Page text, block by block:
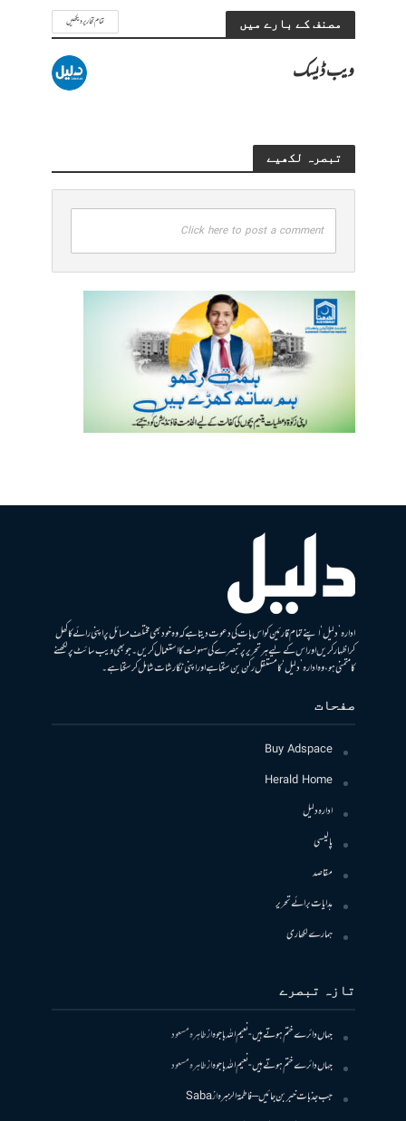
مصنف کے بارے میں تمام تحاریر دیکھیں
ویب ڈیسک
تبصرہ لکھیے
Click here to post a comment
ادارہ ’دلیل‘ اپنے تمام قارئین کو اس بات کی دعوت دیتا ہے کہ وہ خود بھی مختلف مسائل پر اپنی رائے کا کھل
کر اظہار کریں اور اس کے لیے ہر تحریر پر تبصرے کی سہولت کا استعمال کریں۔ جو بھی ویب سائٹ پر لکھنے
کا متمنی ہو، وہ ادارہ ’دلیل‘ کا مستقل رکن بن سکتا ہے اور اپنی نگارشات شامل کرسکتا ہے۔
صفحات
Buy Adspace
Herald Home
ادارہ دلیل
پالیسی
مقاصد
ہدایات برائے تحریر
ہمارے لکھاری
تازہ تبصرے
جہاں دائرے ختم ہوتے ہیں- نعیم اللہ باجوہازطاہرہ مسعود
جہاں دائرے ختم ہوتے ہیں- نعیم اللہ باجوہازطاہرہ مسعود
جب جذبات خبر بن جائیں – فاطمۃالزہرہازSaba